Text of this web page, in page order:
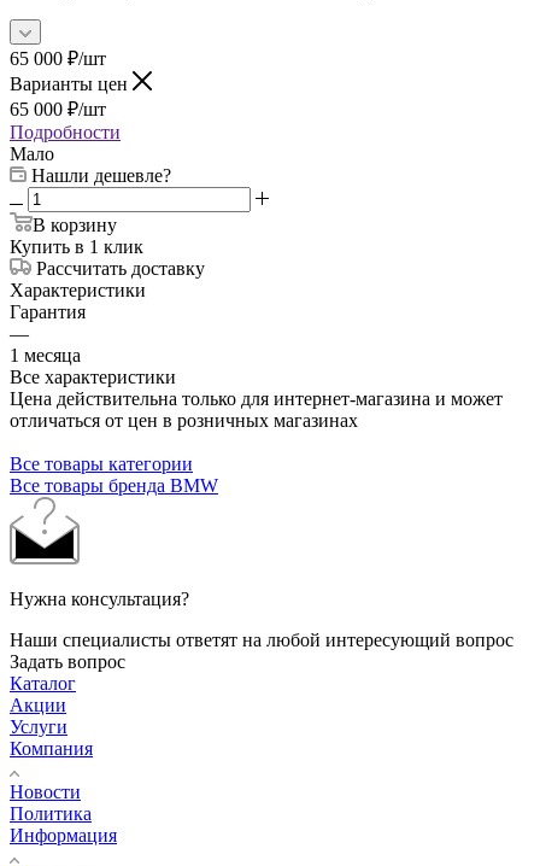
65 000 ₽/шт
Варианты цен
65 000 ₽/шт
Подробности
Мало
Нашли дешевле?
В корзину
Купить в 1 клик
Рассчитать доставку
Характеристики
Гарантия
—
1 месяца
Все характеристики
Цена действительна только для интернет-магазина и может
отличаться от цен в розничных магазинах
Все товары категории
Все товары бренда BMW
Нужна консультация?
Наши специалисты ответят на любой интересующий вопрос
Задать вопрос
Каталог
Акции
Услуги
Компания
Новости
Политика
Информация